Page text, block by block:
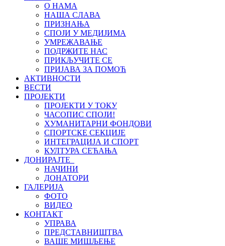
О НАМА
НАША СЛАВА
ПРИЗНАЊА
СПОЈИ У МЕДИЈИМА
УМРЕЖАВАЊЕ
ПОДРЖИТЕ НАС
ПРИКЉУЧИТЕ СЕ
ПРИЈАВА ЗА ПОМОЋ
АКТИВНОСТИ
ВЕСТИ
ПРОЈЕКТИ
ПРОЈЕКТИ У ТОКУ
ЧАСОПИС СПОЈИ!
ХУМАНИТАРНИ ФОНДОВИ
СПОРТСКЕ СЕКЦИЈЕ
ИНТЕГРАЦИЈА И СПОРТ
КУЛТУРА СЕЋАЊА
ДОНИРАЈТЕ
НАЧИНИ
ДОНАТОРИ
ГАЛЕРИЈА
ФОТО
ВИДЕО
КОНТАКТ
УПРАВА
ПРЕДСТАВНИШТВА
ВАШЕ МИШЉЕЊЕ